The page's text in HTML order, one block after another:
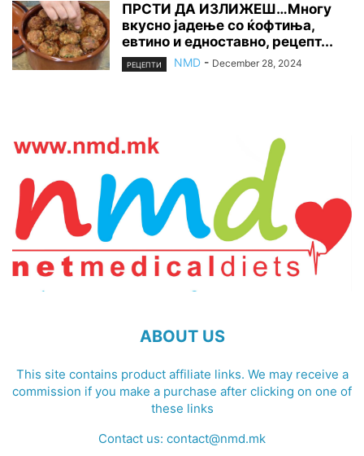
ПРСТИ ДА ИЗЛИЖЕШ…Многу
вкусно јадење со ќофтиња,
евтино и едноставно, рецепт...
РЕЦЕПТИ NMD - December 28, 2024
ABOUT US
This site contains product affiliate links. We may receive a
commission if you make a purchase after clicking on one of
these links
Contact us: contact@nmd.mk